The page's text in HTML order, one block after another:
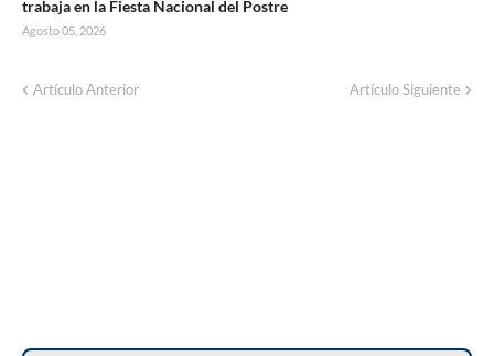
trabaja en la Fiesta Nacional del Postre
Agosto 05, 2026
Artículo Anterior Artículo Siguiente